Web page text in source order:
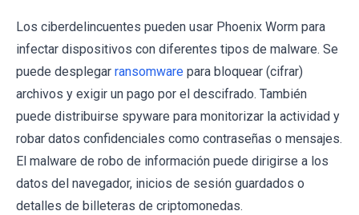
Los ciberdelincuentes pueden usar Phoenix Worm para
infectar dispositivos con diferentes tipos de malware. Se
puede desplegar ransomware para bloquear (cifrar)
archivos y exigir un pago por el descifrado. También
puede distribuirse spyware para monitorizar la actividad y
robar datos confidenciales como contraseñas o mensajes.
El malware de robo de información puede dirigirse a los
datos del navegador, inicios de sesión guardados o
detalles de billeteras de criptomonedas.